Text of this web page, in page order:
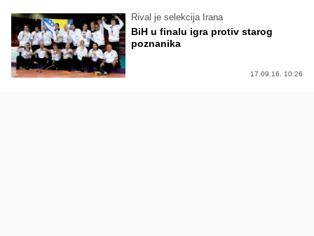
Rival je selekcija Irana
BiH u finalu igra protiv starog
poznanika
17.09.16. 10:26